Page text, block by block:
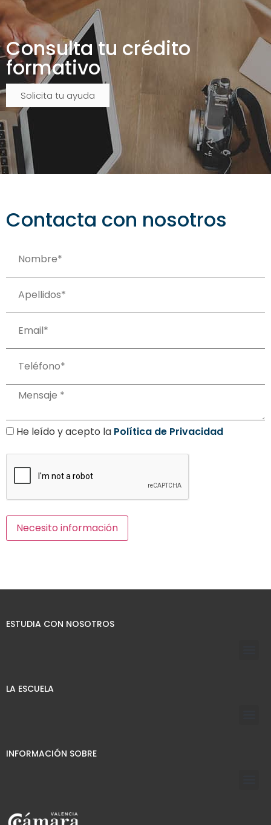
Consulta tu crédito
formativo
Solicita tu ayuda
Contacta con nosotros
He leído y acepto la Política de Privacidad
ESTUDIA CON NOSOTROS
LA ESCUELA
INFORMACIÓN SOBRE